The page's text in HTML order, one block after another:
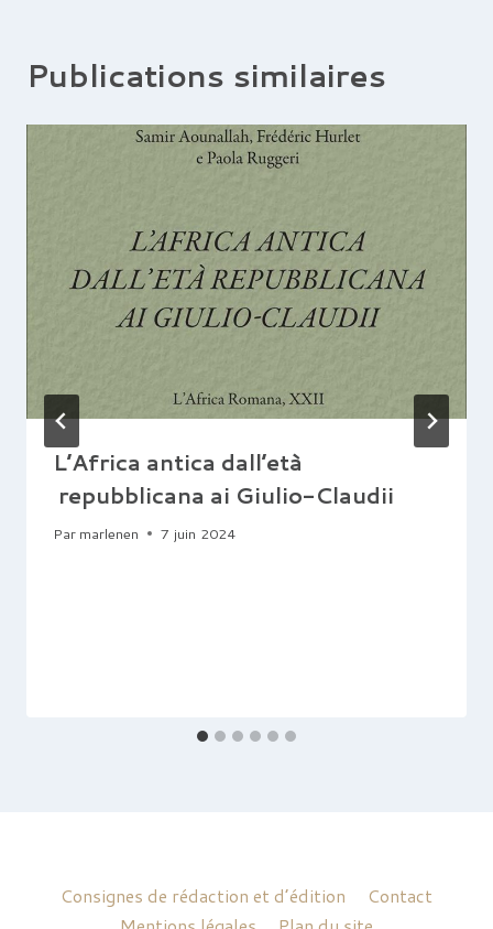
Publications similaires
L’Africa antica dall’età
repubblicana ai Giulio-Claudii
Par marlenen 7 juin 2024
Consignes de rédaction et d’édition
Contact